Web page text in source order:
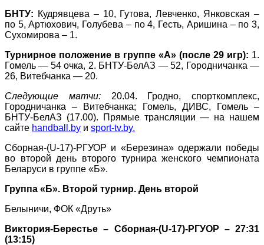
БНТУ: Кудрявцева – 10, Гутова, Левченко, Янковская –
по 5, Артюхович, Голубева – по 4, Гесть, Аришина – по 3,
Сухомирова – 1.
Турнирное положение в группе «А» (после 29 игр): 1.
Гомель — 54 очка, 2. БНТУ-БелАЗ — 52, Городничанка —
26, Витебчанка — 20.
Следующие матчи:20.04. Гродно, спорткомплекс,
Городничанка – Витебчанка; Гомель, ДИВС, Гомель –
БНТУ-БелАЗ (17.00).
Прямые трансляции — на нашем
сайте handball.by и sport-tv.by.
Сборная-(U-17)-РГУОР и «Березина» одержали победы
во второй день второго турнира женского чемпионата
Беларуси в группе «Б».
Группа «Б». Второй турнир. День второй
Белыничи, ФОК «Друть»
Виктория-Берестье – Сборная-(U-17)-РГУОР – 27:31
(13:15)